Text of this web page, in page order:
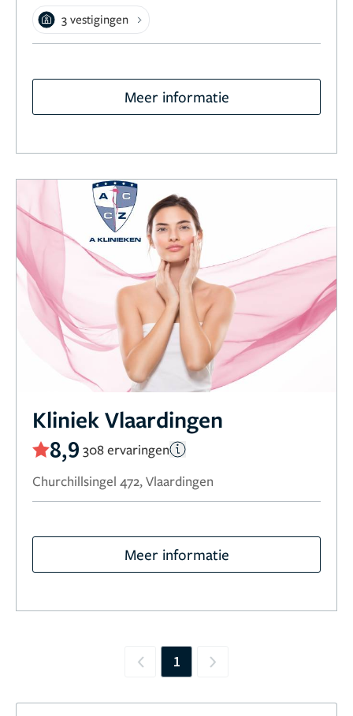
3 vestigingen
Meer informatie
Kliniek Vlaardingen
8,9 308 ervaringen
Churchillsingel 472, Vlaardingen
Meer informatie
Previous
1 Next